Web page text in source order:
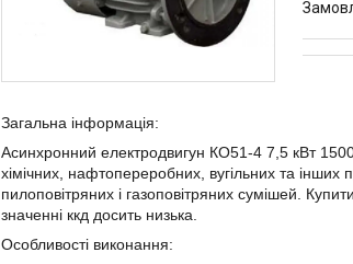
Загальна інформація:
Асинхронний електродвигун КО51-4 7,5 кВт
хімічних, нафтопереробних, вугільних та
пилоповітряних і газоповітряних сумішей.
значенні ккд досить низька.
Особливості виконання: